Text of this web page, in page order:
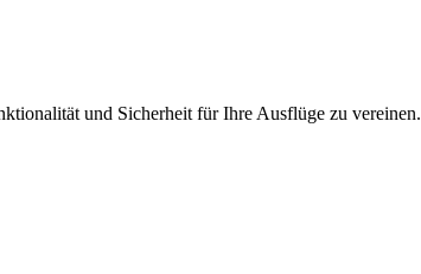
und Sicherheit für Ihre Ausflüge zu vereinen.